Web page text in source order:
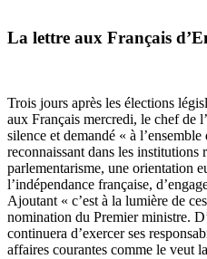
La lettre aux Français
Trois jours après les élections
aux Français mercredi, le chef de
silence et demandé « à
reconnaissant dans les institutions
parlementarisme, une orientation
l’indépendance française,
Ajoutant « c’est à la lumière de
nomination du Premier ministre.
continuera d’exercer ses
affaires courantes comme le veut